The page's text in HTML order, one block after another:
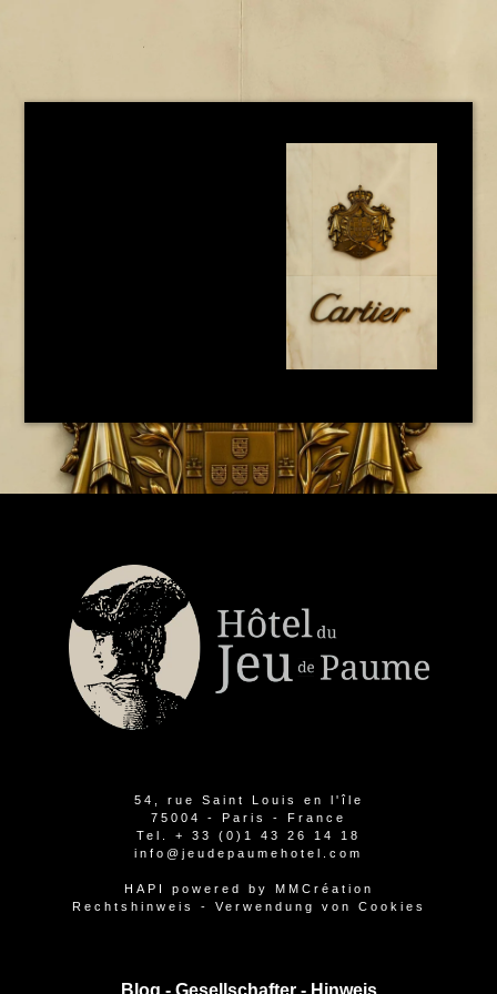
54, rue Saint Louis en l'île
75004 - Paris - France
Tel. + 33 (0)1 43 26 14 18
info@jeudepaumehotel.com
HAPI powered by MMCréation
Rechtshinweis
- Verwendung von Cookies